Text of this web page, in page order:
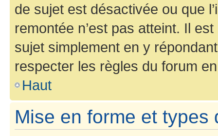
de sujet est désactivée ou que
remontée n’est pas atteint. Il
sujet simplement en y
respecter les règles du forum
Haut
Mise en forme et types